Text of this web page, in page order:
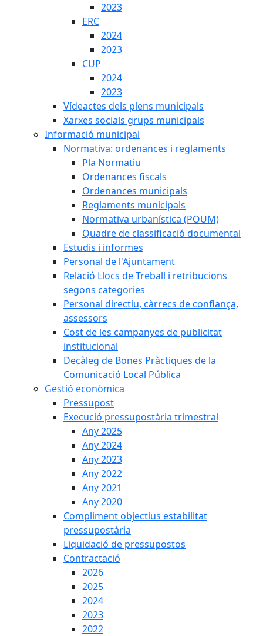
2023
ERC
2024
2023
CUP
2024
2023
Vídeactes dels plens municipals
Xarxes socials grups municipals
Informació municipal
Normativa: ordenances i reglaments
Pla Normatiu
Ordenances fiscals
Ordenances municipals
Reglaments municipals
Normativa urbanística (POUM)
Quadre de classificació documental
Estudis i informes
Personal de l'Ajuntament
Relació Llocs de Treball i retribucions
segons categories
Personal directiu, càrrecs de confiança,
assessors
Cost de les campanyes de publicitat
institucional
Decàleg de Bones Pràctiques de la
Comunicació Local Pública
Gestió econòmica
Pressupost
Execució pressupostària trimestral
Any 2025
Any 2024
Any 2023
Any 2022
Any 2021
Any 2020
Compliment objectius estabilitat
pressupostària
Liquidació de pressupostos
Contractació
2026
2025
2024
2023
2022